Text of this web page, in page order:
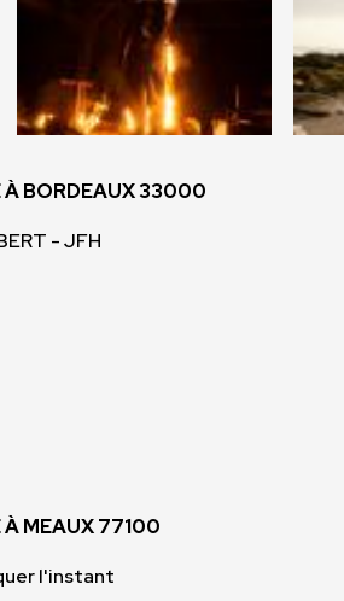
À BORDEAUX 33000
- JFH
MEAUX 77100
l'instant